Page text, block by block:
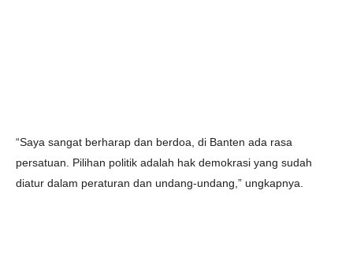
“Saya sangat berharap dan berdoa, di Banten ada rasa
persatuan. Pilihan politik adalah hak demokrasi yang sudah
diatur dalam peraturan dan undang-undang,” ungkapnya.